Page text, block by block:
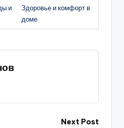
и
Здоровье и комфорт в
доме
Next Post